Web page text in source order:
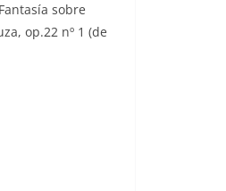
sobre
op.22 nº 1 (de